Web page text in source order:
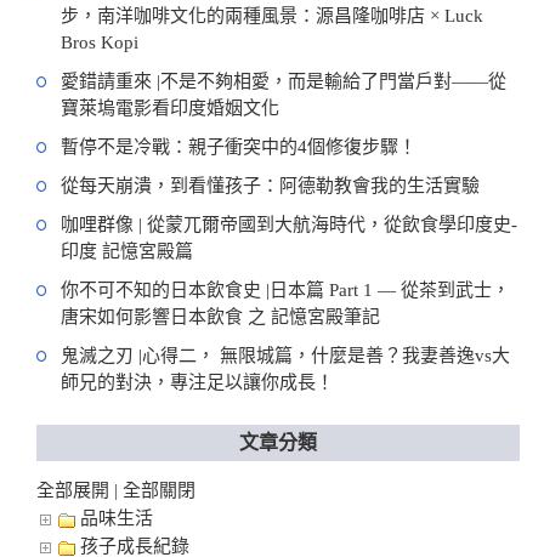
步，南洋咖啡文化的兩種風景：源昌隆咖啡店 × Luck
Bros Kopi
愛錯請重來 |不是不夠相愛，而是輸給了門當戶對——從
寶萊塢電影看印度婚姻文化
暫停不是冷戰：親子衝突中的4個修復步驟！
從每天崩潰，到看懂孩子：阿德勒教會我的生活實驗
咖哩群像 | 從蒙兀爾帝國到大航海時代，從飲食學印度史-
印度 記憶宮殿篇
你不可不知的日本飲食史 |日本篇 Part 1 — 從茶到武士，
唐宋如何影響日本飲食 之 記憶宮殿筆記
鬼滅之刃 |心得二， 無限城篇，什麼是善？我妻善逸vs大
師兄的對決，專注足以讓你成長！
文章分類
全部展開
全部關閉
品味生活
孩子成長紀錄